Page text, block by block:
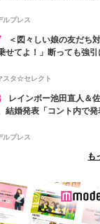
ルプレス
＜図々しい娘の友だち
せてよ！」断っても強
スタ☆セレクト
レインボー池田直人＆
結婚発表「コント内で
更のため
ルプレス
も